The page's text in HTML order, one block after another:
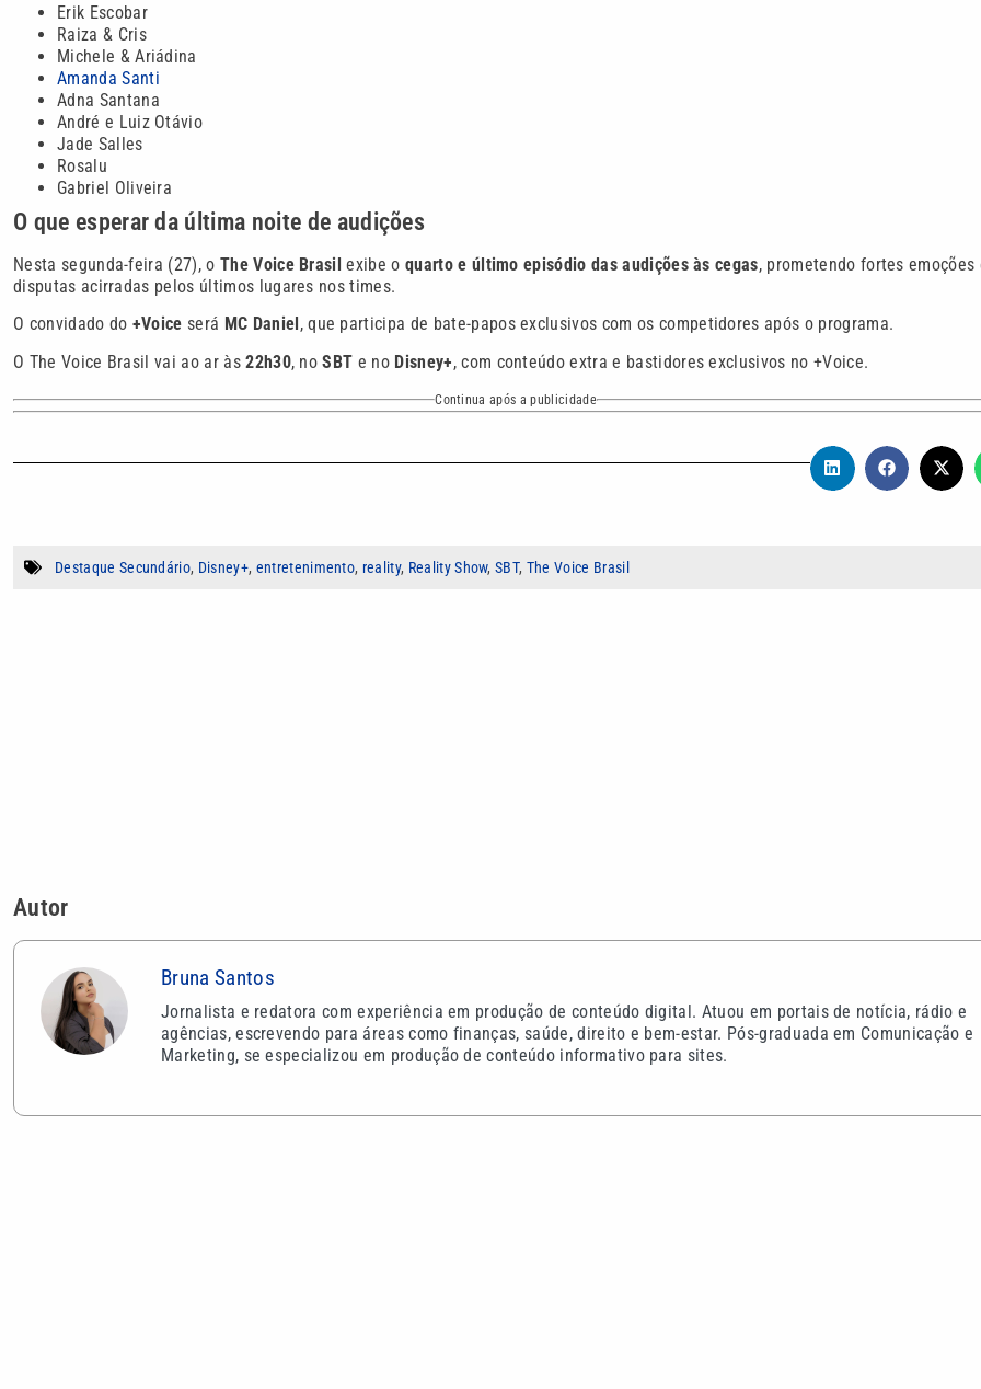
Erik Escobar
Raiza & Cris
Michele & Ariádina
Amanda Santi
Adna Santana
André e Luiz Otávio
Jade Salles
Rosalu
Gabriel Oliveira
O que esperar da última noite de audições
Nesta segunda-feira (27), o The Voice Brasil exibe o quarto e último episódio das audições às cegas, prometendo fortes emoções
disputas acirradas pelos últimos lugares nos times.
O convidado do +Voice será MC Daniel , que participa de bate-papos exclusivos com os competidores após o programa.
O The Voice Brasil vai ao ar às22h30, noSBT e no Disney+, com conteúdo extra e bastidores exclusivos no +Voice.
Continua após a publicidade
Destaque Secundário, Disney+, entretenimento, reality, Reality Show,SBT, The Voice Brasil
VEJA TAMBÉM